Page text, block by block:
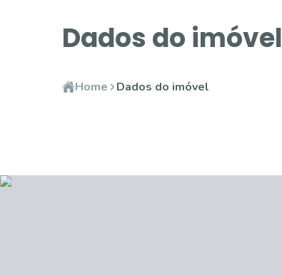
Dados do imóvel
Home Dados do imóvel